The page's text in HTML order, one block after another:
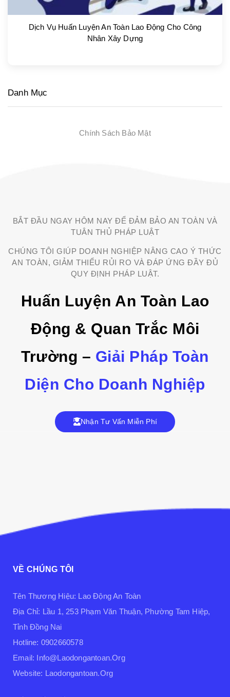
Dịch Vụ Huấn Luyện An Toàn Lao Động Cho Công
Nhân Xây Dựng
Danh Mục
Chính Sách Bảo Mật
BẮT ĐẦU NGAY HÔM NAY ĐỂ ĐẢM BẢO AN TOÀN VÀ
TUÂN THỦ PHÁP LUẬT
CHÚNG TÔI GIÚP DOANH NGHIỆP NÂNG CAO Ý THỨC
AN TOÀN, GIẢM THIỂU RỦI RO VÀ ĐÁP ỨNG ĐẦY ĐỦ
QUY ĐỊNH PHÁP LUẬT.
Huấn Luyện An Toàn Lao
Động & Quan Trắc Môi
Trường – Giải Pháp Toàn
Diện Cho Doanh Nghiệp
Nhận Tư Vấn Miễn Phí
VỀ CHÚNG TÔI
Tên Thương Hiệu: Lao Động An Toàn
Địa Chỉ: Lầu 1, 253 Phạm Văn Thuận, Phường Tam Hiệp,
Tỉnh Đồng Nai
Hotline: 0902660578
Email: Info@laodongantoan.org
Website: Laodongantoan.org